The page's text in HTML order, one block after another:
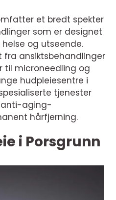
et bredt spekter
som er designet
og utseende.
fra ansiktsbehandlinger
til microneedling og
hudpleiesentre i
tjenester
anti-aging-
hårfjerning.
i Porsgrunn